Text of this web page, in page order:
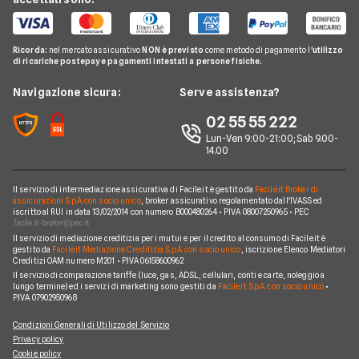
Telefonia Mobile
Pay TV
Noleggio Lungo Termine
News
Chi siamo
Perché scegliere Facile.it
Mappa del sito
Mutuo Liquidità
Mutui Asta
Sostituzione Mutuo
Mutuo a tasso misto
Mutui Agevolati
Mutuo 100 per cento
Intesa Sanpaolo
UBI Banca
BNL
ING
Poste Italiane
Credit Agricole
CheBanca!
Credem
Banche e finanziarie
Domande Mutui
Notizie Mutui
Argomenti in evidenza Mutui
Calcolatore rata mutuo
Ricorda: nel mercato assicurativoNON è previsto come metodo di pagamento l'utilizzo
di ricariche postepay e pagamenti intestati a persone fisiche.
Navigazione sicura: Serve assistenza?
02 55 55 222
Lun-Ven 9:00-21:00; Sab 9.00-
14.00
Il servizio di intermediazione assicurativa di Facile.it è gestito da Facile.it Broker di
assicurazioni S.p.A. con socio unico, broker assicurativo regolamentato dall'IVASS ed
iscritto al RUI in data 13/02/2014 con numero B000480264 • P.IVA 08007250965 • PEC
Il servizio di mediazione creditizia per i mutui e per il credito al consumo di Facile.it è
gestito da Facile.it Mediazione Creditizia S.p.A. con socio unico, iscrizione Elenco Mediatori
Creditizi OAM numero M201 • P.IVA 06158600962
Il servizio di comparazione tariffe (luce, gas, ADSL, cellulari, conti e carte, noleggio a
lungo termine) ed i servizi di marketing sono gestiti da Facile.it S.p.A. con socio unico•
P.IVA 07902950968
Condizioni Generali di Utilizzo del Servizio
Privacy policy
Cookie policy